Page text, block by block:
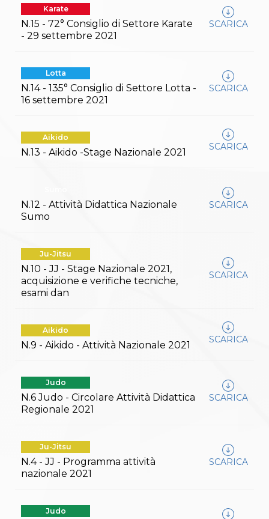
Corsi Monotematici
Corsi di Specializzazione
Corsi FIJLKAM-FISDIR
Edutraining class - Didattica infantile
Corso dirigenti sportivi
Corso Direttore di Gara
Abilitazioni
FAQ
Karate
N.15 - 72° Consiglio di Settore Karate
- 29 settembre 2021
SCARICA
Lotta
N.14 - 135° Consiglio di Settore Lotta -
16 settembre 2021
SCARICA
Aikido
N.13 - Aikido -Stage Nazionale 2021 SCARICA
N.12 - Attività Didattica Nazionale
Sumo
SCARICA
Ju-Jitsu
N.10 - JJ - Stage Nazionale 2021,
acquisizione e verifiche tecniche,
esami dan
SCARICA
Aikido
N.9 - Aikido - Attività Nazionale 2021 SCARICA
Judo
N.6 Judo - Circolare Attività Didattica
Regionale 2021
SCARICA
Ju-Jitsu
N.4 - JJ - Programma attività
nazionale 2021
SCARICA
Judo